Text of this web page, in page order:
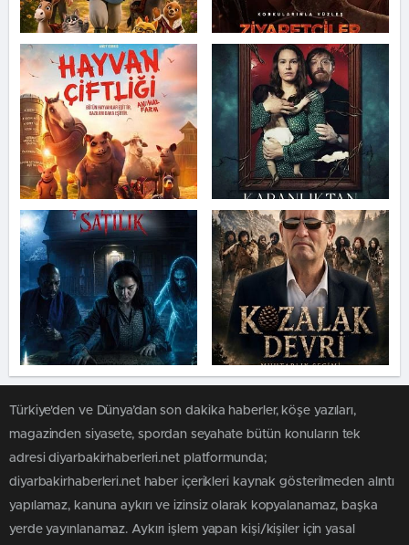
Türkiye'den ve Dünya’dan son dakika haberler, köşe yazıları,
magazinden siyasete, spordan seyahate bütün konuların tek
adresi diyarbakirhaberleri.net platformunda;
diyarbakirhaberleri.net haber içerikleri kaynak gösterilmeden alıntı
yapılamaz, kanuna aykırı ve izinsiz olarak kopyalanamaz, başka
yerde yayınlanamaz. Aykırı işlem yapan kişi/kişiler için yasal